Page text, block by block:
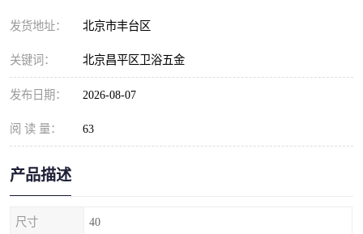
发货地址： 北京市丰台区
关键词： 北京昌平区卫浴五金
发布日期： 2026-08-07
阅 读 量： 63
产品描述
尺寸 40